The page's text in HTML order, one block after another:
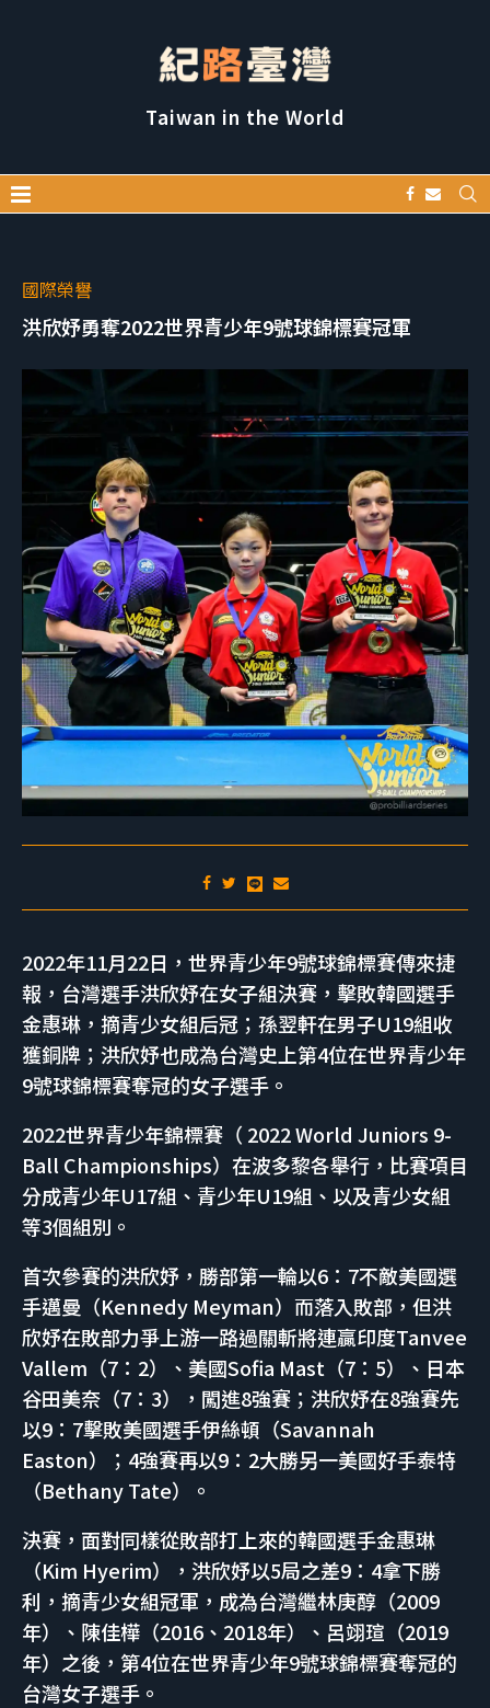
Taiwan in the World
國際榮譽
洪欣妤勇奪2022世界青少年9號球錦標賽冠軍
2022年11月22日，世界青少年9號球錦標賽傳來捷
報，台灣選手洪欣妤在女子組決賽，擊敗韓國選手
金惠琳，摘青少女組后冠；孫翌軒在男子U19組收
獲銅牌；洪欣妤也成為台灣史上第4位在世界青少年
9號球錦標賽奪冠的女子選手。
2022世界青少年錦標賽（ 2022 World Juniors 9-
Ball Championships）在波多黎各舉行，比賽項目
分成青少年U17組、青少年U19組、以及青少女組
等3個組別。
首次參賽的洪欣妤，勝部第一輪以6：7不敵美國選
手邁曼（Kennedy Meyman）而落入敗部，但洪
欣妤在敗部力爭上游一路過關斬將連贏印度Tanvee
Vallem（7：2）、美國Sofia Mast（7：5）、日本
谷田美奈（7：3），闖進8強賽；洪欣妤在8強賽先
以9：7擊敗美國選手伊絲頓（Savannah
Easton）；4強賽再以9：2大勝另一美國好手泰特
（Bethany Tate）。
決賽，面對同樣從敗部打上來的韓國選手金惠琳
（Kim Hyerim），洪欣妤以5局之差9：4拿下勝
利，摘青少女組冠軍，成為台灣繼林庚醇（2009
年）、陳佳樺（2016、2018年）、呂翊瑄（2019
年）之後，第4位在世界青少年9號球錦標賽奪冠的
台灣女子選手。